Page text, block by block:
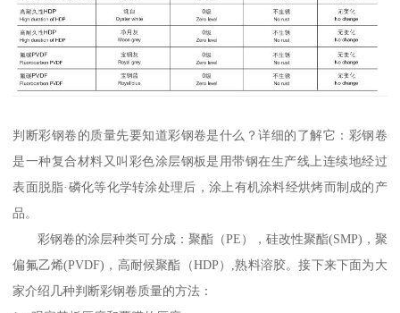
判断彩钢卷的质量先要知道彩钢卷是什么？详细的了解它：彩钢卷
是一种复合材料又叫彩色涂层钢板是用带钢在生产线上连续地经过
表面脱脂·磷化等化学转涂处理后，涂上有机涂料经烘烤而制成的产
品。
彩钢卷的涂层种类可分成：聚酯（PE），硅改性聚酯(SMP)，聚
偏氟乙烯(PVDF)，高耐候聚酯（HDP）,熟料溶胶。接下来下面为大
家介绍几种判断彩钢卷质量的方法：